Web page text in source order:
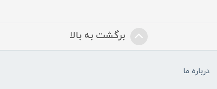
برگشت به بالا
درباره ما